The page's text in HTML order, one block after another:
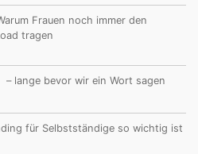
Frauen noch immer den
tragen
– lange bevor wir ein Wort sagen
für Selbstständige so wichtig ist